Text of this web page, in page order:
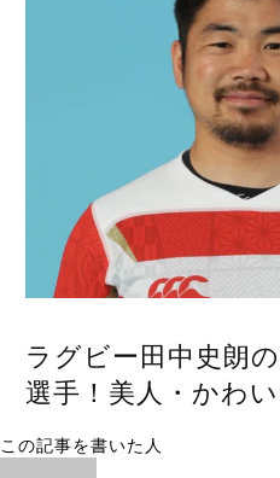
ラグビー田中史朗
選手！美人・かわ
この記事を書いた人